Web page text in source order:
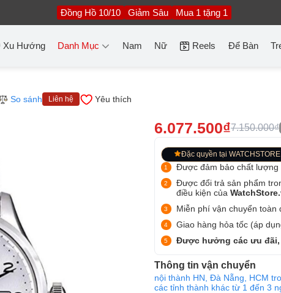
Đồng Hồ 10/10 Giảm Sâu Mua 1 tặng 1
Xu Hướng Danh Mục Nam Nữ Reels Để Bàn
So sánh Liên hệ Yêu thích
6.077.500₫7.150.000₫
Đặc quyền tại WATCHSTORE
Được đảm bảo chất lượng
Được đổi trả sản phẩm
điều kiện của
Miễn phí vận chuyển toàn
Giao hàng hỏa tốc (áp
Được hưởng các ưu đãi,
Thông tin vận chuyển
nội thành HN, Đà Nẵng, HCM
các tỉnh thành khác từ 1 đến 3